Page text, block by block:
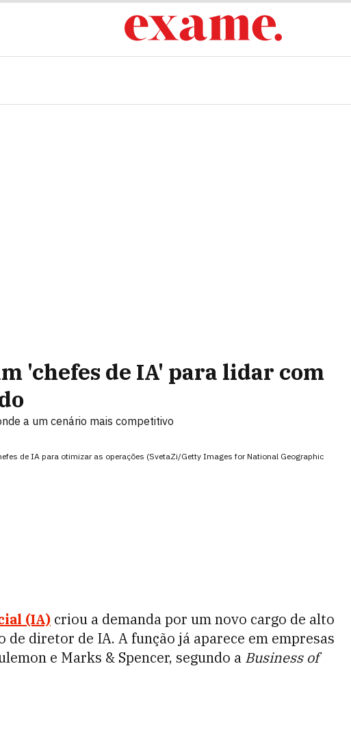
'chefes de IA' para lidar com
a um cenário mais competitivo
de IA para otimizar as operações (SvetaZi/Getty Images for National Geographic
(IA) criou a demanda por um novo cargo de alto
de diretor de IA. A função já aparece em empresas
e Marks & Spencer, segundo a Business of